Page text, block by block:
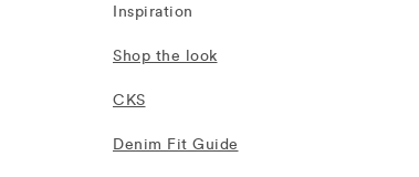
Inspiration
Shop the look
CKS
Denim Fit Guide